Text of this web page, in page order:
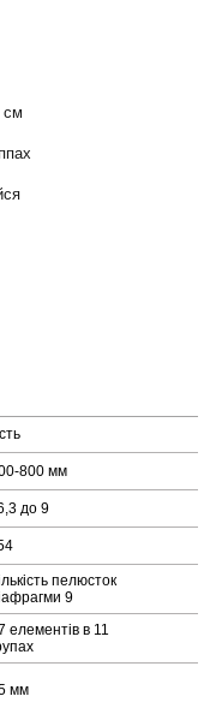
см
800 мм
до 9
пелюсток
9
елементів в 11
мм